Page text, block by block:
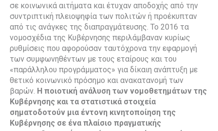
σε κοινωνικά αιτήματα και έτυχαν αποδοχής από την
συντριπτική πλειοψηφία των πολιτών ή προέκυπταν
από τις ανάγκες της διαπραγμάτευσης. Το 2016 τα
νομοσχέδια της Κυβέρνησης περιλάμβαναν κυρίως
ρυθμίσεις που αφορούσαν ταυτόχρονα την εφαρμογή
των συμφωνηθέντων με τους εταίρους και του
«παράλληλου προγράμματος» για δίκαιη ανάπτυξη με
θετικό κοινωνικό πρόσημο και ανακατανομή των
βαρών. H ποιοτική ανάλυση των νομοθετημάτων της
Κυβέρνησης και τα στατιστικά στοιχεία
σηματοδοτούν μια έντονη κινητοποίηση της
Κυβέρνησης σε ένα πλαίσιο πραγματικής